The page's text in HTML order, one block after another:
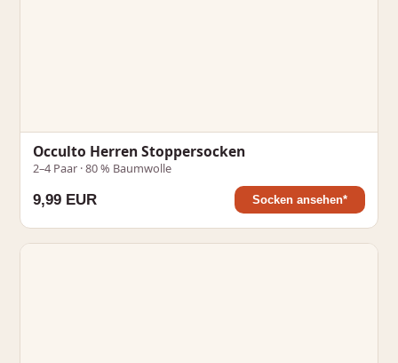
Occulto Herren Stoppersocken
2–4 Paar · 80 % Baumwolle
9,99 EUR Socken ansehen*